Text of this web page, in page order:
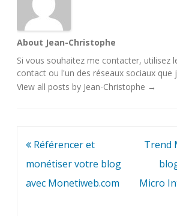
About Jean-Christophe
Si vous souhaitez me contacter, utilisez
contact ou l'un des réseaux sociaux que
View all posts by Jean-Christophe →
Navigation
de
l’article
Référencer et
monétiser votre blog
avec Monetiweb.com
Trend
Micro